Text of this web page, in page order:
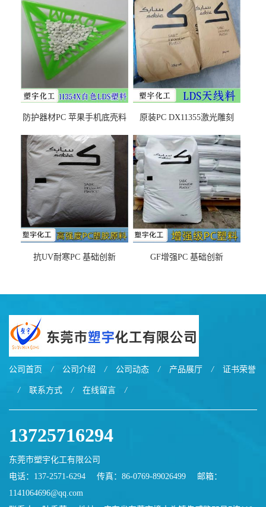
防护器材PC 苹果手机底壳料
之忧
原装PC DX11355激光雕刻
抗UV耐寒PC 基础创新
GF增强PC 基础创新
公司首页 / 公司介绍 / 公司动态 / 产品展厅 / 证书荣誉
/ 联系方式 / 在线留言 /
13725716294
东莞市塑宇化工有限公司
电话：137-2571-6294
传真：86-0769-89026499
邮箱：
1141064696@qq.com